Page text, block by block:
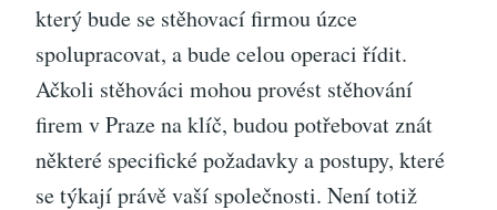
který bude se stěhovací firmou úzce
spolupracovat, a bude celou operaci řídit.
Ačkoli stěhováci mohou provést stěhování
firem v Praze na klíč, budou potřebovat znát
některé specifické požadavky a postupy, které
se týkají právě vaší společnosti. Není totiž